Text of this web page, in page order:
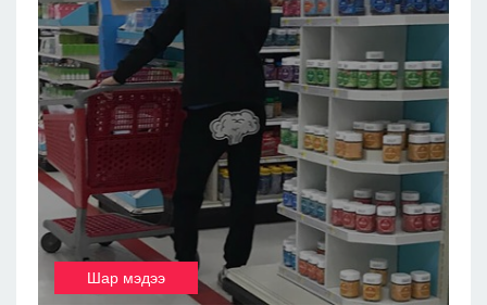
Шар мэдээ